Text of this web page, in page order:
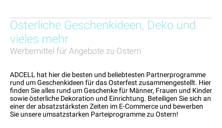
Osterliche Geschenkideen, Deko und
vieles mehr
Werbemittel für Angebote zu Ostern
ADCELL hat hier die besten und beliebtesten Partnerprogramme
rund um Geschenkideen für das Osterfest zusammengestellt. Hier
finden Sie alles rund um Geschenke für Männer, Frauen und Kinder
sowie österliche Dekoration und Einrichtung. Beteiligen Sie sich an
einer der absatzstärksten Zeiten im E-Commerce und bewerben
Sie unsere umsatzstarken Parteiprogramme zu Ostern!